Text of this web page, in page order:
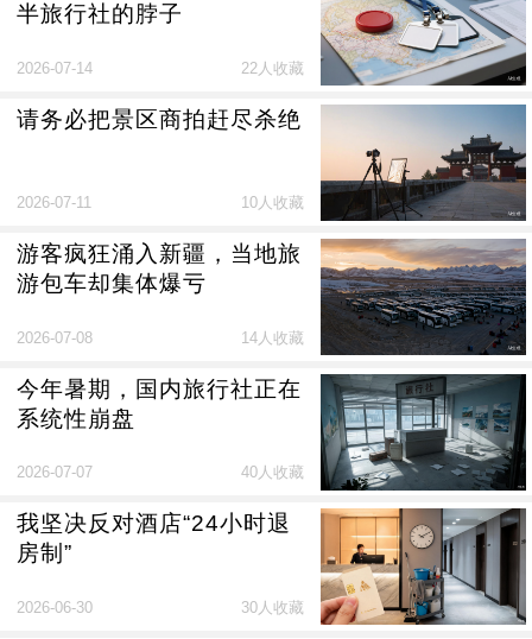
半旅行社的脖子
2026-07-14 22人收藏
请务必把景区商拍赶尽杀绝
2026-07-11 10人收藏
游客疯狂涌入新疆，当地旅
游包车却集体爆亏
2026-07-08 14人收藏
今年暑期，国内旅行社正在
系统性崩盘
2026-07-07 40人收藏
我坚决反对酒店“24小时退
房制”
2026-06-30 30人收藏